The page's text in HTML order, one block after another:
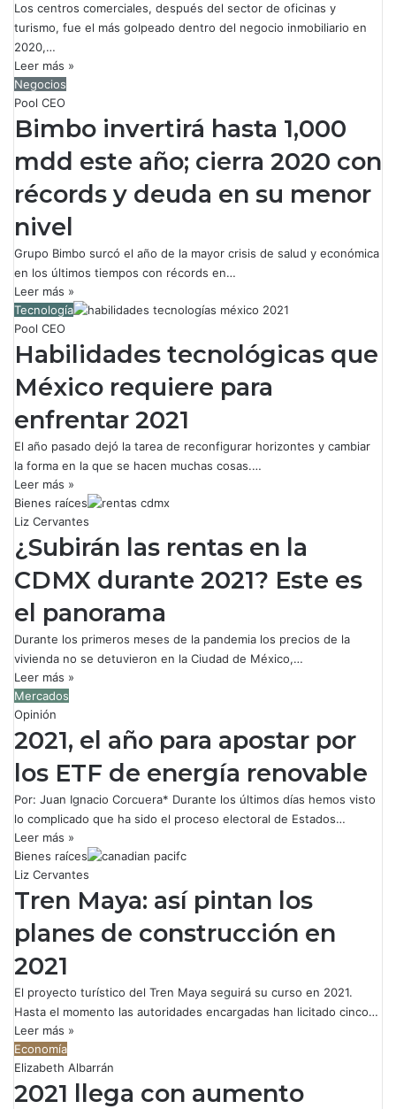
Los centros comerciales, después del sector de oficinas y
turismo, fue el más golpeado dentro del negocio inmobiliario en
2020,…
Leer más »
Negocios
Pool CEO
Bimbo invertirá hasta 1,000
mdd este año; cierra 2020 con
récords y deuda en su menor
nivel
Grupo Bimbo surcó el año de la mayor crisis de salud y económica
en los últimos tiempos con récords en…
Leer más »
Tecnología
Pool CEO
Habilidades tecnológicas que
México requiere para
enfrentar 2021
El año pasado dejó la tarea de reconfigurar horizontes y cambiar
la forma en la que se hacen muchas cosas.…
Leer más »
Bienes raíces
Liz Cervantes
¿Subirán las rentas en la
CDMX durante 2021? Este es
el panorama
Durante los primeros meses de la pandemia los precios de la
vivienda no se detuvieron en la Ciudad de México,…
Leer más »
Mercados
Opinión
2021, el año para apostar por
los ETF de energía renovable
Por: Juan Ignacio Corcuera* Durante los últimos días hemos visto
lo complicado que ha sido el proceso electoral de Estados…
Leer más »
Bienes raíces
Liz Cervantes
Tren Maya: así pintan los
planes de construcción en
2021
El proyecto turístico del Tren Maya seguirá su curso en 2021.
Hasta el momento las autoridades encargadas han licitado cinco…
Leer más »
Economía
Elizabeth Albarrán
2021 llega con aumento